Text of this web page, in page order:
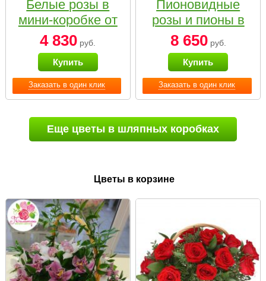
Заказать в один клик
Белые розы в
мини-коробке от
Bella Fiori
4 830 руб.
Купить
Заказать в один клик
Пионовидные
розы и пионы в
белой коробке
Small
8 650руб.
Купить
Еще цветы в шляпных коробках
Цветы в корзине